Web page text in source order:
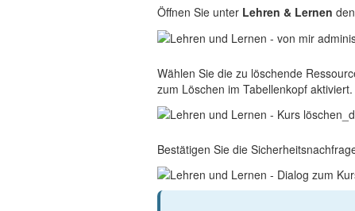
Öffnen Sie unter Lehren & Lernen
Wählen Sie die zu löschende
zum Löschen im Tabellenkopf
Bestätigen Sie die